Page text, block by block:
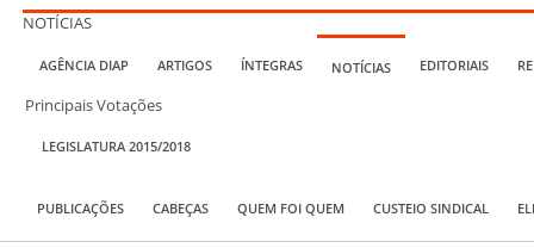
NOTÍCIAS
AGÊNCIA DIAP ARTIGOS ÍNTEGRAS NOTÍCIAS EDITORIAIS
Principais Votações
LEGISLATURA 2015/2018
PUBLICAÇÕES CABEÇAS QUEM FOI QUEM CUSTEIO SINDICAL